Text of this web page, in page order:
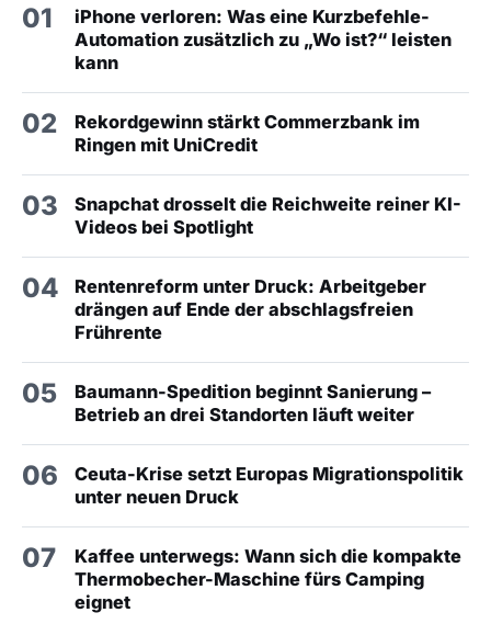
01
iPhone verloren: Was eine Kurzbefehle-
Automation zusätzlich zu „Wo ist?“ leisten
kann
02
Rekordgewinn stärkt Commerzbank im
Ringen mit UniCredit
03
Snapchat drosselt die Reichweite reiner KI-
Videos bei Spotlight
04
Rentenreform unter Druck: Arbeitgeber
drängen auf Ende der abschlagsfreien
Frührente
05
Baumann-Spedition beginnt Sanierung –
Betrieb an drei Standorten läuft weiter
06
Ceuta-Krise setzt Europas Migrationspolitik
unter neuen Druck
07
Kaffee unterwegs: Wann sich die kompakte
Thermobecher-Maschine fürs Camping
eignet